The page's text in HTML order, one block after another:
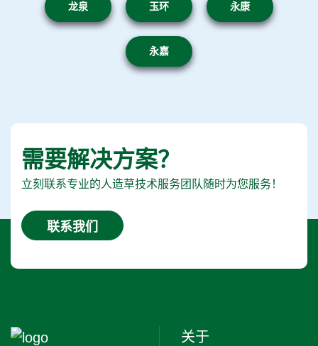
龙泉 玉环 永康
永嘉
需要解决方案？
立刻联系专业的人造草技术服务团队随时为您服务！
联系我们
关于